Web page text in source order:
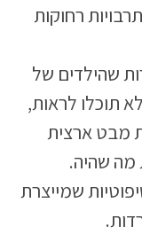
רחוקות
שהילדים של
תוכלו לראות,
מבט ארצית
שהיה.
שמייצרת